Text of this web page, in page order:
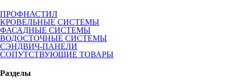
ПРОФНАСТИЛ
КРОВЕЛЬНЫЕ СИСТЕМЫ
ФАСАДНЫЕ СИСТЕМЫ
ВОДОСТОЧНЫЕ СИСТЕМЫ
СЭНДВИЧ-ПАНЕЛИ
СОПУТСТВУЮЩИЕ ТОВАРЫ
Разделы